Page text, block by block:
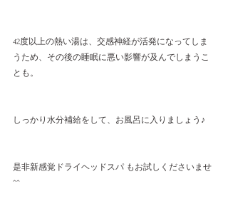
42度以上の熱い湯は、交感神経が活発になってしま
うため、その後の睡眠に悪い影響が及んでしまうこ
とも。
しっかり水分補給をして、お風呂に入りましょう♪
是非新感覚ドライヘッドスパ もお試しくださいませ
^^